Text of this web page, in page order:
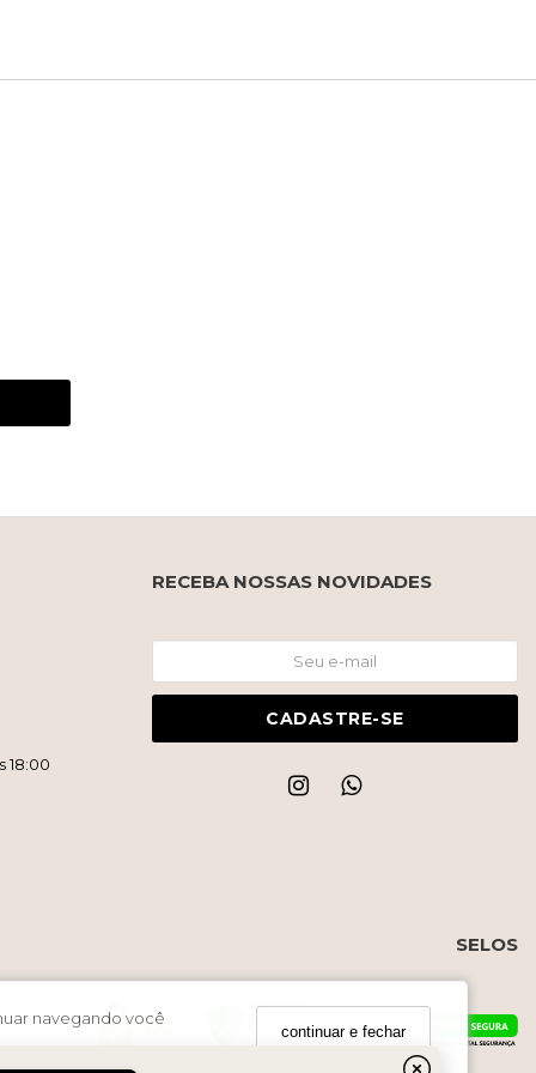
navegando você
continuar e fechar
18:00
RECEBA NOSSAS NOVIDADES
CADASTRE-SE
SELOS